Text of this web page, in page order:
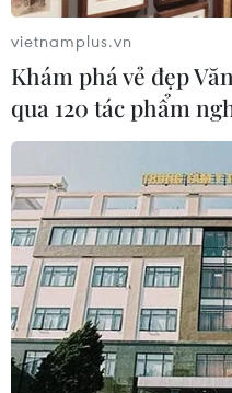
Giải mã
vietnamplus.vn
Khám phá vẻ đẹp
qua 120 tác phẩm